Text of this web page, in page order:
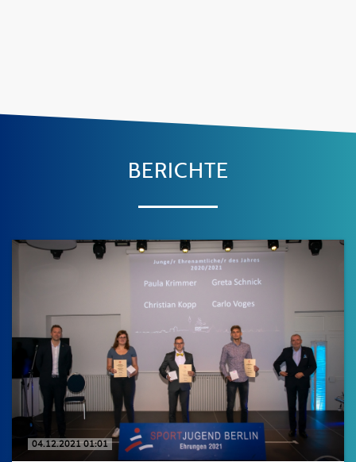
BERICHTE
04.12.2021 01:01